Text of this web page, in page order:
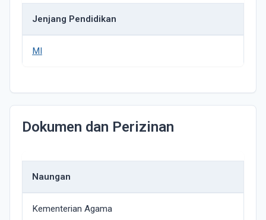
Jenjang Pendidikan
MI
Dokumen dan Perizinan
Naungan
Kementerian Agama